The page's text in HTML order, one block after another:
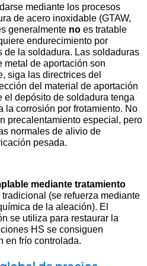
mediante los procesos
de acero inoxidable (GTAW,
generalmente no es tratable
endurecimiento por
de la soldadura. Las soldaduras
metal de aportación son
siga las directrices del
del material de aportación
el depósito de soldadura tenga
la corrosión por frotamiento. No
precalentamiento especial, pero
normales de alivio de
pesada.
mediante tratamiento
(se refuerza mediante
de la aleación). El
se utiliza para restaurar la
HS se consiguen
en frío controlada.